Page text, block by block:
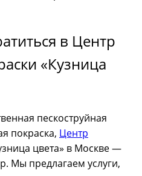
в Центр
«Кузница
пескоструйная
покраска, Центр
цвета» в Москве —
Мы предлагаем услуги,